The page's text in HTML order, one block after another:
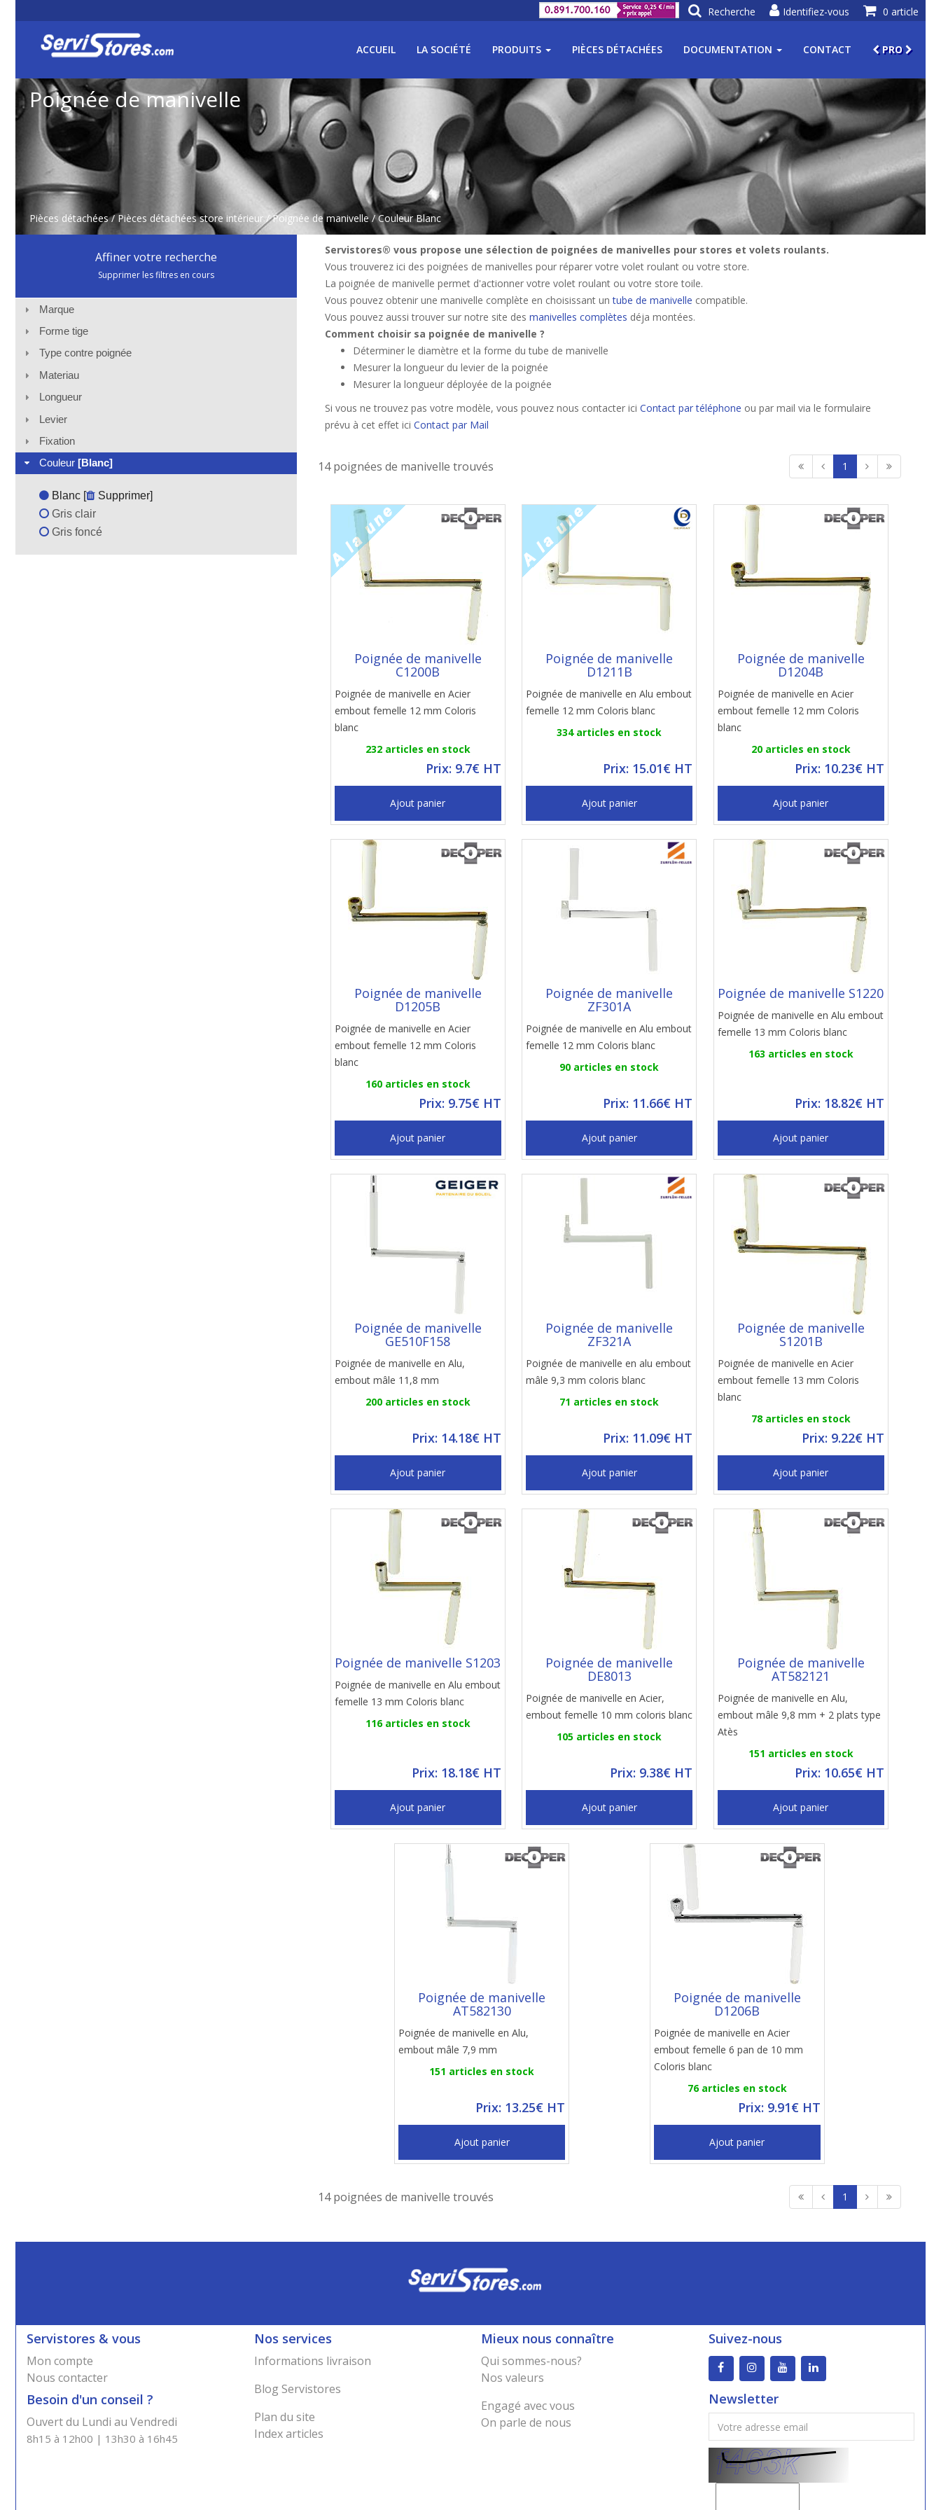
0 article
Identifiez-vous
Recherche
ACCUEIL LA SOCIÉTÉ PRODUITS PIÈCES DÉTACHÉES DOCUMENTATION CONTACT PRO
Poignée de manivelle
Pièces détachées /Pièces détachées store intérieur /Poignée de manivelle / Couleur Blanc
Affiner votre recherche
Supprimer les filtres en cours
Marque
Forme tige
Type contre poignée
Materiau
Longueur
Levier
Fixation
Couleur [Blanc]
Blanc [ Supprimer]
Gris clair
Gris foncé
Servistores® vous propose une sélection de poignées de manivelles pour stores et volets roulants.
Vous trouverez ici des poignées de manivelles pour réparer votre volet roulant ou votre store.
La poignée de manivelle permet d'actionner votre volet roulant ou votre store toile.
Vous pouvez obtenir une manivelle complète en choisissant untube de manivelle compatible.
Vous pouvez aussi trouver sur notre site des manivelles complètes déja montées.
Comment choisir sa poignée de manivelle ?
Déterminer le diamètre et la forme du tube de manivelle
Mesurer la longueur du levier de la poignée
Mesurer la longueur déployée de la poignée
Si vous ne trouvez pas votre modèle, vous pouvez nous contacter ici Contact par téléphone ou par mail via le formulaire
prévu à cet effet ici Contact par Mail
14 poignées de manivelle trouvés 1
Poignée de manivelle
C1200B
Poignée de manivelle en Acier
embout femelle 12 mm Coloris
blanc
232 articles en stock
Prix: 9.7€ HT
Ajout panier
Poignée de manivelle
D1211B
Poignée de manivelle en Alu embout
femelle 12 mm Coloris blanc
334 articles en stock
Prix: 15.01€ HT
Ajout panier
Poignée de manivelle
D1204B
Poignée de manivelle en Acier
embout femelle 12 mm Coloris
blanc
20 articles en stock
Prix: 10.23€ HT
Ajout panier
Poignée de manivelle
D1205B
Poignée de manivelle en Acier
embout femelle 12 mm Coloris
blanc
160 articles en stock
Prix: 9.75€ HT
Ajout panier
Poignée de manivelle
ZF301A
Poignée de manivelle en Alu embout
femelle 12 mm Coloris blanc
90 articles en stock
Prix: 11.66€ HT
Ajout panier
Poignée de manivelle S1220
Poignée de manivelle en Alu embout
femelle 13 mm Coloris blanc
163 articles en stock
Prix: 18.82€ HT
Ajout panier
Poignée de manivelle
GE510F158
Poignée de manivelle en Alu,
embout mâle 11,8 mm
200 articles en stock
Prix: 14.18€ HT
Ajout panier
Poignée de manivelle
ZF321A
Poignée de manivelle en alu embout
mâle 9,3 mm coloris blanc
71 articles en stock
Prix: 11.09€ HT
Ajout panier
Poignée de manivelle
S1201B
Poignée de manivelle en Acier
embout femelle 13 mm Coloris
blanc
78 articles en stock
Prix: 9.22€ HT
Ajout panier
Poignée de manivelle S1203
Poignée de manivelle en Alu embout
femelle 13 mm Coloris blanc
116 articles en stock
Prix: 18.18€ HT
Ajout panier
Poignée de manivelle
DE8013
Poignée de manivelle en Acier,
embout femelle 10 mm coloris blanc
105 articles en stock
Prix: 9.38€ HT
Ajout panier
Poignée de manivelle
AT582121
Poignée de manivelle en Alu,
embout mâle 9,8 mm + 2 plats type
Atès
151 articles en stock
Prix: 10.65€ HT
Ajout panier
Poignée de manivelle
AT582130
Poignée de manivelle en Alu,
embout mâle 7,9 mm
151 articles en stock
Prix: 13.25€ HT
Ajout panier
Poignée de manivelle
D1206B
Poignée de manivelle en Acier
embout femelle 6 pan de 10 mm
Coloris blanc
76 articles en stock
Prix: 9.91€ HT
Ajout panier
14 poignées de manivelle trouvés 1
Servistores & vous
Mon compte
Nous contacter
Besoin d'un conseil ?
Ouvert du Lundi au Vendredi
8h15 à 12h00 | 13h30 à 16h45
Nos services
Informations livraison
Blog Servistores
Plan du site
Index articles
Mieux nous connaître
Qui sommes-nous?
Nos valeurs
Engagé avec vous
On parle de nous
Suivez-nous
Newsletter